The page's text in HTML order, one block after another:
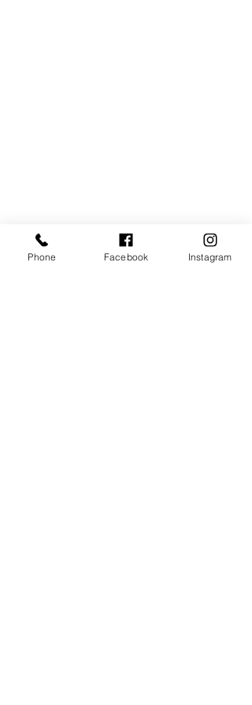
Phone Facebook Instagram